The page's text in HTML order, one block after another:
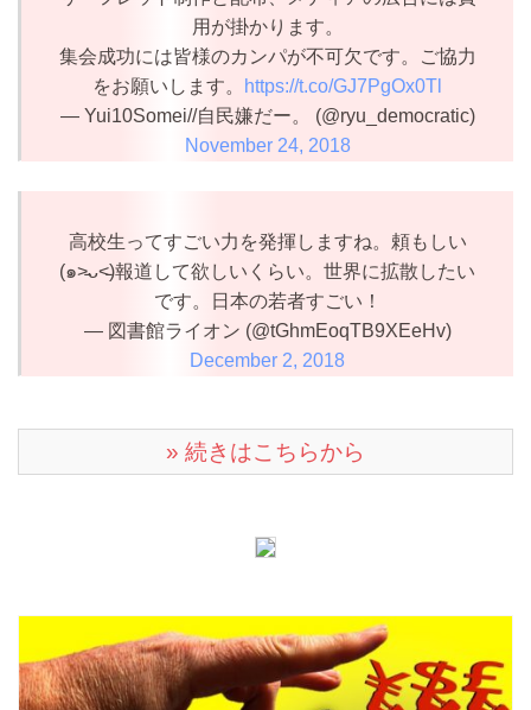
用が掛かります。
集会成功には皆様のカンパが不可欠です。ご協力
をお願いします。
https://t.co/GJ7PgOx0Tl
— Yui10Somei//自民嫌だー。 (@ryu_democratic)
November 24, 2018
高校生ってすごい力を発揮しますね。頼もしい
(๑˃̵ᴗ˂̵)報道して欲しいくらい。世界に拡散したい
です。日本の若者すごい！
— 図書館ライオン (@tGhmEoqTB9XEeHv)
December 2, 2018
» 続きはこちらから